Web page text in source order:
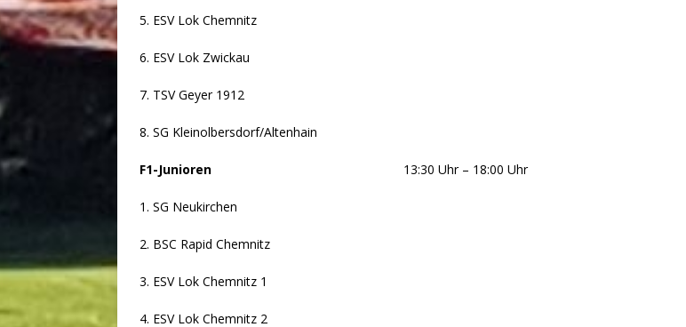
5. ESV Lok Chemnitz
6. ESV Lok Zwickau
7. TSV Geyer 1912
8. SG Kleinolbersdorf/Altenhain
F1-Junioren 13:30 Uhr – 18:00 Uhr
1. SG Neukirchen
2. BSC Rapid Chemnitz
3. ESV Lok Chemnitz 1
4. ESV Lok Chemnitz 2